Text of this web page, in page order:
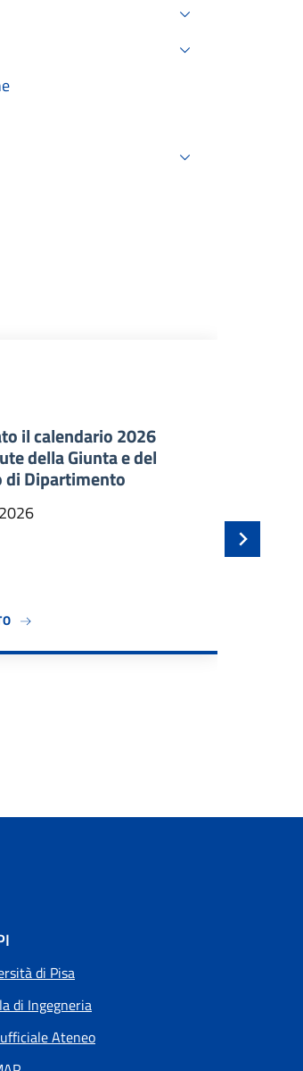
A TRE NUOVI PROFESSORI ASSOCIATI
il calendario 2026
della Giunta e del
di Dipartimento
A PROPOSITO DI AGGIORNATO IL
di Pisa
di Ingegneria
Ateneo